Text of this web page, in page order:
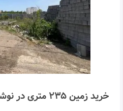
خرید زمین 235 متری در نوشهر